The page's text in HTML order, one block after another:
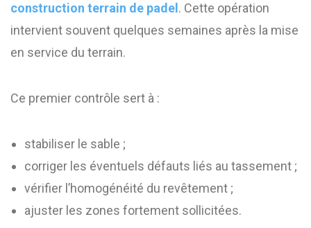
construction terrain de padel . Cette opération
intervient souvent quelques semaines après la mise
en service du terrain.
Ce premier contrôle sert à :
stabiliser le sable ;
corriger les éventuels défauts liés au tassement ;
vérifier l’homogénéité du revêtement ;
ajuster les zones fortement sollicitées.